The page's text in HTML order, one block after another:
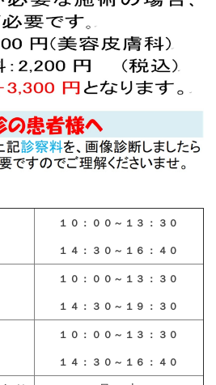
１０：００～１３：３０
１４：３０～１６：４０
１０：００～１３：３０
１４：３０～１９：３０
１０：００～１３：３０
１４：３０～１６：４０